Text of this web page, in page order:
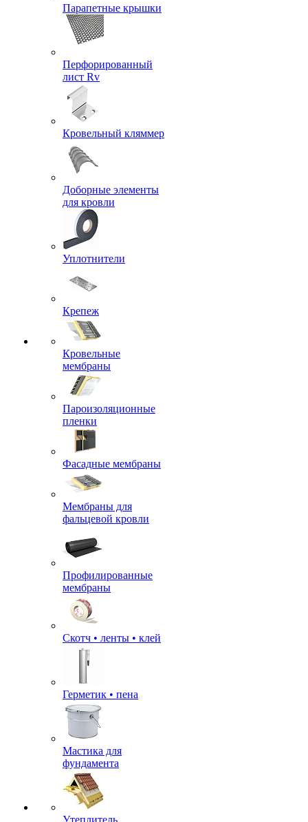
Парапетные крышки
Перфорированный
лист Rv
Кровельный кляммер
Доборные элементы
для кровли
Уплотнители
Крепеж
Кровельные
мембраны
Пароизоляционные
пленки
Фасадные мембраны
Мембраны для
фальцевой кровли
Профилированные
мембраны
Скотч • ленты • клей
Герметик • пена
Мастика для
фундамента
Утеплитель